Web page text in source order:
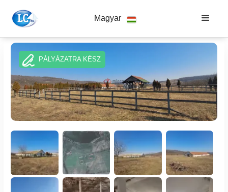
Magyar
PÁLYÁZATRA KÉSZ